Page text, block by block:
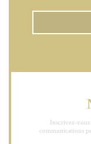
Inscrivez-
communications